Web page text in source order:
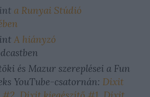
a Runyai Stúdió
A hiányzó
és Mazur szereplései a Fun
YouTube-csatornán: Dixit